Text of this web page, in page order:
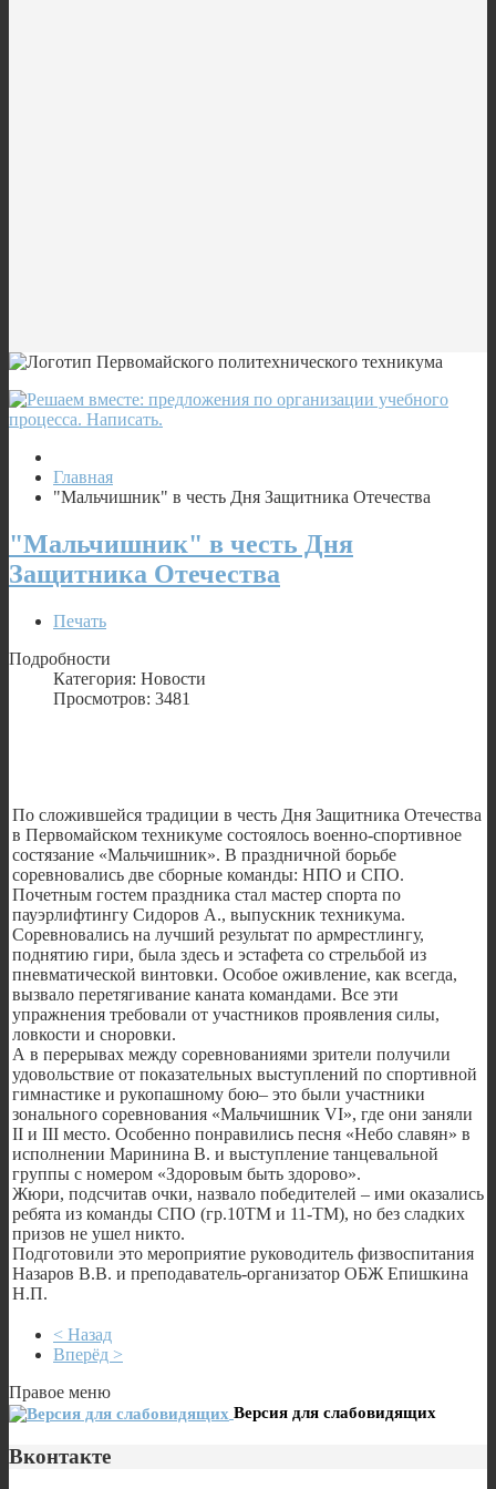
Главная
"Мальчишник" в честь Дня Защитника Отечества
"Мальчишник" в честь Дня
Защитника Отечества
Печать
Подробности
Категория: Новости
Просмотров: 3481
По сложившейся традиции в честь Дня Защитника Отечества
в Первомайском техникуме состоялось военно-спортивное
состязание «Мальчишник». В праздничной борьбе
соревновались две сборные команды: НПО и СПО.
Почетным гостем праздника стал мастер спорта по
пауэрлифтингу Сидоров А., выпускник техникума.
Соревновались на лучший результат по армрестлингу,
поднятию гири, была здесь и эстафета со стрельбой из
пневматической винтовки. Особое оживление, как всегда,
вызвало перетягивание каната командами. Все эти
упражнения требовали от участников проявления силы,
ловкости и сноровки.
А в перерывах между соревнованиями зрители получили
удовольствие от показательных выступлений по спортивной
гимнастике и рукопашному бою– это были участники
зонального соревнования «Мальчишник VI», где они заняли
II и III место. Особенно понравились песня «Небо славян» в
исполнении Маринина В. и выступление танцевальной
группы с номером «Здоровым быть здорово».
Жюри, подсчитав очки, назвало победителей – ими оказались
ребята из команды СПО (гр.10ТМ и 11-ТМ), но без сладких
призов не ушел никто.
Подготовили это мероприятие руководитель физвоспитания
Назаров В.В. и преподаватель-организатор ОБЖ Епишкина
Н.П.
< Назад
Вперёд >
Правое меню
Версия для слабовидящих
Вконтакте